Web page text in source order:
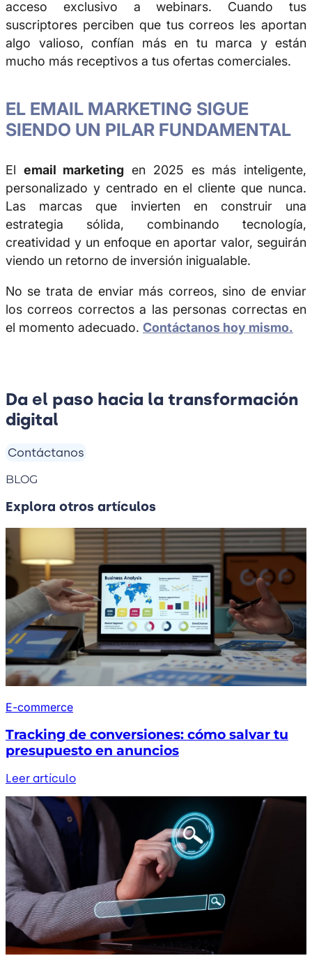
acceso exclusivo a webinars. Cuando tus
suscriptores perciben que tus correos les aportan
algo valioso, confían más en tu marca y están
mucho más receptivos a tus ofertas comerciales.
EL EMAIL MARKETING SIGUE
SIENDO UN PILAR FUNDAMENTAL
El email marketing en 2025 es más inteligente,
personalizado y centrado en el cliente que nunca.
Las marcas que invierten en construir una
estrategia sólida, combinando tecnología,
creatividad y un enfoque en aportar valor, seguirán
viendo un retorno de inversión inigualable.
No se trata de enviar más correos, sino de enviar
los correos correctos a las personas correctas en
el momento adecuado. Contáctanos hoy mismo.
Da el paso hacia la transformación
digital
Contáctanos
BLOG
Explora otros artículos
E-commerce
Tracking de conversiones: cómo salvar tu
presupuesto en anuncios
Leer artículo